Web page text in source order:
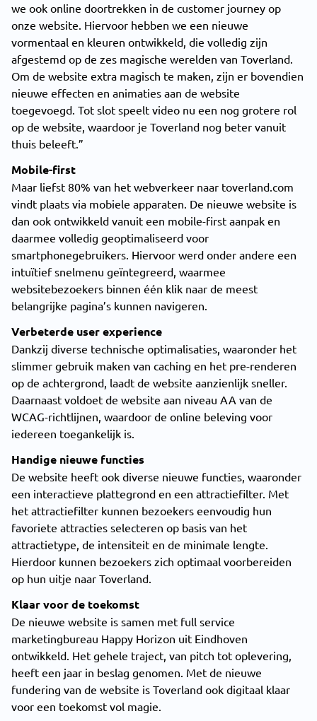
we ook online doortrekken in de customer journey op
onze website. Hiervoor hebben we een nieuwe
vormentaal en kleuren ontwikkeld, die volledig zijn
afgestemd op de zes magische werelden van Toverland.
Om de website extra magisch te maken, zijn er bovendien
nieuwe effecten en animaties aan de website
toegevoegd. Tot slot speelt video nu een nog grotere rol
op de website, waardoor je Toverland nog beter vanuit
thuis beleeft.”
Mobile-first
Maar liefst 80% van het webverkeer naar toverland.com
vindt plaats via mobiele apparaten. De nieuwe website is
dan ook ontwikkeld vanuit een mobile-first aanpak en
daarmee volledig geoptimaliseerd voor
smartphonegebruikers. Hiervoor werd onder andere een
intuïtief snelmenu geïntegreerd, waarmee
websitebezoekers binnen één klik naar de meest
belangrijke pagina’s kunnen navigeren.
Verbeterde user experience
Dankzij diverse technische optimalisaties, waaronder het
slimmer gebruik maken van caching en het pre-renderen
op de achtergrond, laadt de website aanzienlijk sneller.
Daarnaast voldoet de website aan niveau AA van de
WCAG-richtlijnen, waardoor de online beleving voor
iedereen toegankelijk is.
Handige nieuwe functies
De website heeft ook diverse nieuwe functies, waaronder
een interactieve plattegrond en een attractiefilter. Met
het attractiefilter kunnen bezoekers eenvoudig hun
favoriete attracties selecteren op basis van het
attractietype, de intensiteit en de minimale lengte.
Hierdoor kunnen bezoekers zich optimaal voorbereiden
op hun uitje naar Toverland.
Klaar voor de toekomst
De nieuwe website is samen met full service
marketingbureau Happy Horizon uit Eindhoven
ontwikkeld. Het gehele traject, van pitch tot oplevering,
heeft een jaar in beslag genomen. Met de nieuwe
fundering van de website is Toverland ook digitaal klaar
voor een toekomst vol magie.